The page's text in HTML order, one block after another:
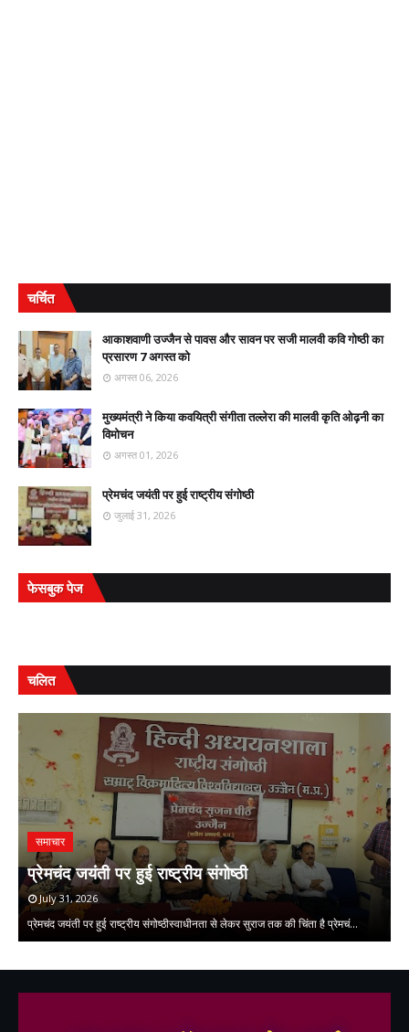
चर्चित
आकाशवाणी उज्जैन से पावस और सावन पर सजी मालवी कवि गोष्ठी का
प्रसारण 7 अगस्त को
अगस्त 06, 2026
मुख्यमंत्री ने किया कवयित्री संगीता तल्लेरा की मालवी कृति ओढ़नी का
विमोचन
अगस्त 01, 2026
प्रेमचंद जयंती पर हुई राष्ट्रीय संगोष्ठी
जुलाई 31, 2026
फेसबुक पेज
चलित
समाचार
प्रेमचंद जयंती पर हुई राष्ट्रीय संगोष्ठी
July 31, 2026
प्रेमचंद जयंती पर हुई राष्ट्रीय संगोष्ठीस्वाधीनता से लेकर सुराज तक की चिंता है प्रेमचं…